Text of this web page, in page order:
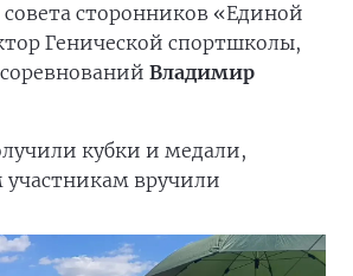
совета сторонников «Единой
Генической спортшколы,
Владимир
кубки и медали,
вручили